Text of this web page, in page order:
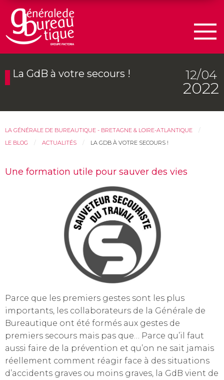
La GdB à votre secours ! 12/04
2022
LA GÉNÉRALE DE BUREAUTIQUE - BRETAGNE & LOIRE-ATLANTIQUE
LE BLOG
ACTUALITÉS LA GDB À VOTRE SECOURS !
Une formation utile pour sauver des vies
Parce que les premiers gestes sont les plus
importants, les collaborateurs de la Générale de
Bureautique ont été formés aux gestes de
premiers secours mais pas que… Parce qu’il faut
aussi faire de la prévention et qu’on ne sait jamais
réellement comment réagir face à des situations
d’accidents graves ou moins graves, la GdB vient de